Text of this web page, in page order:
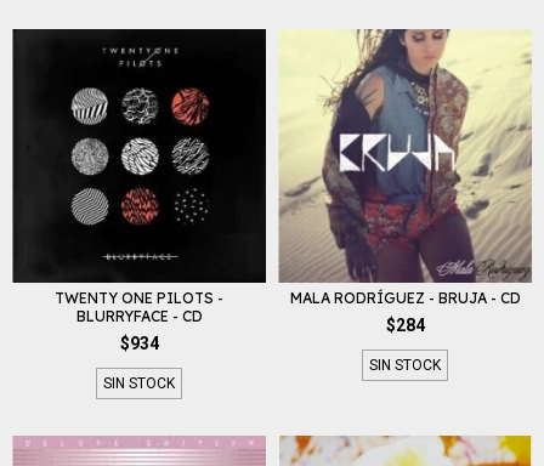
TWENTY ONE PILOTS -
BLURRYFACE - CD
$934
SIN STOCK
MALA RODRÍGUEZ - BRUJA - CD
$284
SIN STOCK